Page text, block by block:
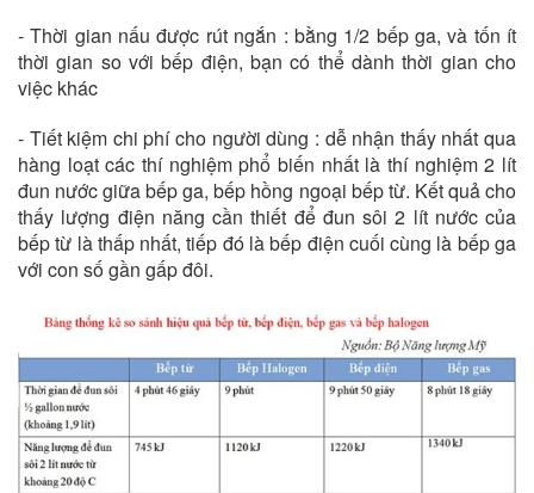
- Thời gian nấu được rút ngắn : bằng 1/2 bếp ga, và tốn ít
thời gian so với bếp điện, bạn có thể dành thời gian cho
việc khác
- Tiết kiệm chi phí cho người dùng : dễ nhận thấy nhất qua
hàng loạt các thí nghiệm phổ biến nhất là thí nghiệm 2 lít
đun nước giữa bếp ga, bếp hồng ngoại bếp từ. Kết quả cho
thấy lượng điện năng cần thiết để đun sôi 2 lít nước của
bếp từ là thấp nhất, tiếp đó là bếp điện cuối cùng là bếp ga
với con số gần gấp đôi.